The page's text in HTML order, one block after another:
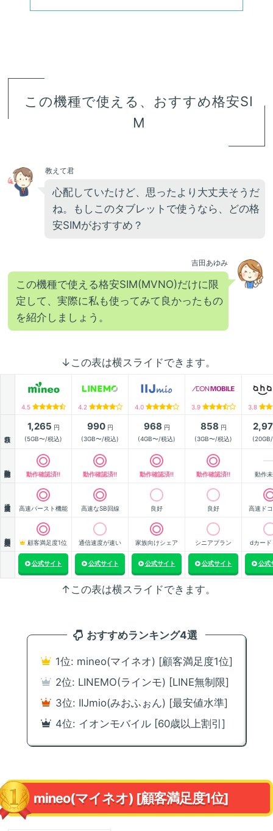
この機種で使える、おすすめ格安SI
M
教えて君
心配していたけど、思ったより大丈夫そうだ
ね。もしこのタブレットで使うなら、どの格
安SIMがおすすめ？
吉田あゆみ
この機種で使える格安SIM(MVNO)だけに限
定して、実際に私も使ってみて良かったもの
を紹介しましょう。
↓この表は横スライドできます。
4.5 4.2 4.0 3.9 3.8
1,265 円
(5GB〜/税込)
990円
(3GB〜/税込)
968 円
(4GB〜/税込)
858 円
(3GB〜/税込)
動作確認済!! 動作確認済!! 動作確認済!! 動作確認済!! 動作
高速バースト機能 高速なSB回線 良好 良好 高速ド
顧客満足度1位 通信速度が速い 家族向けシェア シニアプラン dカード
公式サイト 公式サイト 公式サイト 公式サイト 公式
↑この表は横スライドできます。
おすすめランキング4選
1位: mineo(マイネオ) [顧客満足度1位]
2位: LINEMO(ラインモ) [LINE無制限]
3位: IIJmio(みおふぉん) [最安値水準]
4位: イオンモバイル [60歳以上割引]
mineo(マイネオ) [顧客満足度1位]